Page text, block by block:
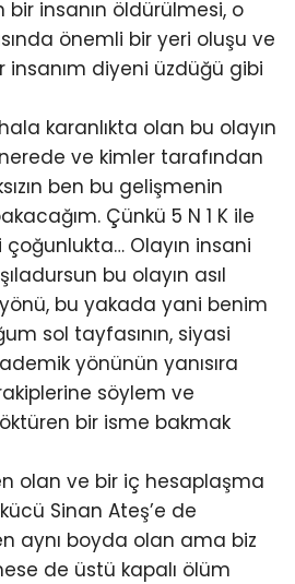
bir insanın öldürülmesi, o
önemli bir yeri oluşu ve
insanım diyeni üzdüğü gibi
karanlıkta olan bu olayın
ve kimler tarafından
ben bu gelişmenin
Çünkü 5 N 1 K ile
Olayın insani
bu olayın asıl
bu yakada yani benim
sol tayfasının, siyasi
yönünün yanısıra
söylem ve
bir isme bakmak
olan ve bir iç hesaplaşma
Sinan Ateş’e de
aynı boyda olan ama biz
de üstü kapalı ölüm